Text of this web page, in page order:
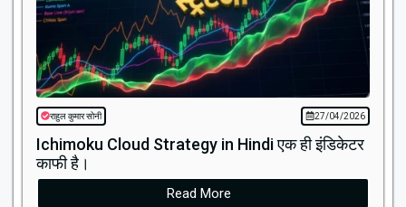
राहुल कुमार सोनी 27/04/2026
Ichimoku Cloud Strategy in Hindi एक ही इंडिकेटर
काफी है।
Read More